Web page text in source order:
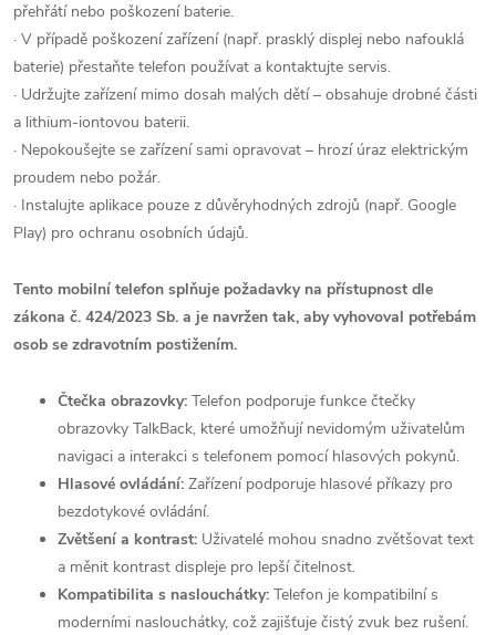
přehřátí nebo poškození baterie.
· V případě poškození zařízení (např. prasklý displej nebo nafouklá
baterie) přestaňte telefon používat a kontaktujte servis.
· Udržujte zařízení mimo dosah malých dětí – obsahuje drobné části
a lithium-iontovou baterii.
· Nepokoušejte se zařízení sami opravovat – hrozí úraz elektrickým
proudem nebo požár.
· Instalujte aplikace pouze z důvěryhodných zdrojů (např. Google
Play) pro ochranu osobních údajů.
Tento mobilní telefon splňuje požadavky na přístupnost dle
zákona č. 424/2023 Sb. a je navržen tak, aby vyhovoval potřebám
osob se zdravotním postižením.
Čtečka obrazovky: Telefon podporuje funkce čtečky
obrazovky TalkBack, které umožňují nevidomým uživatelům
navigaci a interakci s telefonem pomocí hlasových pokynů.
Hlasové ovládání: Zařízení podporuje hlasové příkazy pro
bezdotykové ovládání.
Zvětšení a kontrast: Uživatelé mohou snadno zvětšovat text
a měnit kontrast displeje pro lepší čitelnost.
Kompatibilita s naslouchátky: Telefon je kompatibilní s
moderními naslouchátky, což zajišťuje čistý zvuk bez rušení.